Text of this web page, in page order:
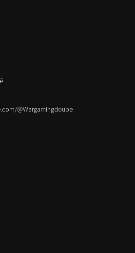
@Wargamingdoupe